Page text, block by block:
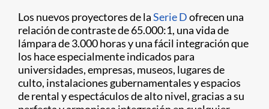
Los nuevos proyectores de laSerie Dofrecen una
relación de contraste de 65.000:1, una vida de
lámpara de 3.000 horas y una fácil integración que
los hace especialmente indicados para
universidades, empresas, museos, lugares de
culto, instalaciones gubernamentales y espacios
de rental y espectáculos de alto nivel, gracias a su